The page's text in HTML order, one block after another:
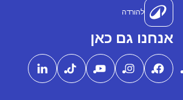
להורדה
אנחנו גם כאן